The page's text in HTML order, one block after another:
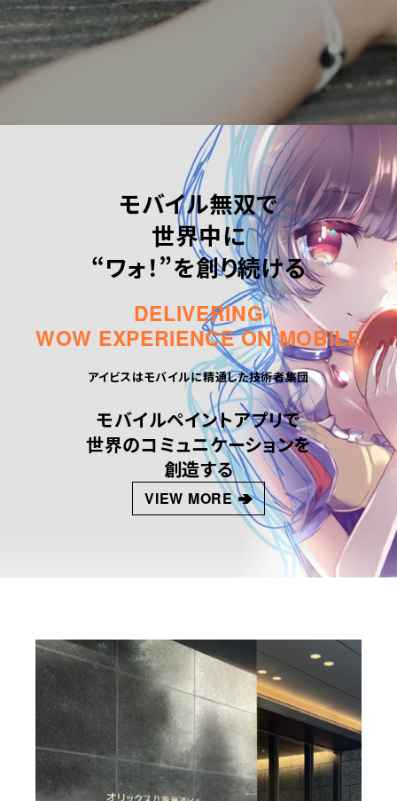
モバイル無双で
世界中に
“ワォ！”を創り続ける
DELIVERING
WOW EXPERIENCE ON MOBILE
アイビスはモバイルに精通した技術者集団
モバイルペイントアプリで
世界のコミュニケーションを
創造する
VIEW MORE